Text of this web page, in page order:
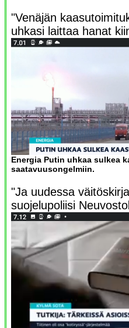
"Venäjän
uhkasi laittaa hanat
Energia Putin uhkaa sulkea
saatavuusongelmiin.
"Ja uudessa
suojelupoliisi